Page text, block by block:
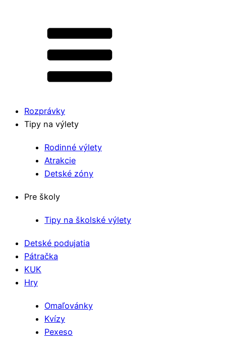
Rozprávky
Tipy na výlety
Rodinné výlety
Atrakcie
Detské zóny
Pre školy
Tipy na školské výlety
Detské podujatia
Pátračka
KUK
Hry
Omaľovánky
Kvízy
Pexeso